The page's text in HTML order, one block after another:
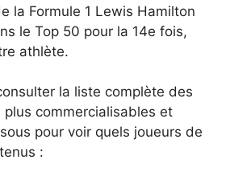
la Formule 1 Lewis Hamilton
le Top 50 pour la 14e fois,
athlète.
la liste complète des
plus commercialisables et
pour voir quels joueurs de
: